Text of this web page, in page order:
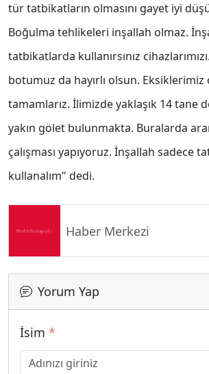
tür tatbikatların olmasını gayet iyi
Boğulma tehlikeleri inşallah olmaz.
tatbikatlarda kullanırsınız
botumuz da hayırlı olsun. Eksiklerimiz
tamamlarız. İlimizde yaklaşık 14 tane
yakın gölet bulunmakta. Buralarda
çalışması yapıyoruz. İnşallah sadece
kullanalım" dedi.
Haber Merkezi
Yorum Yap
İsim *